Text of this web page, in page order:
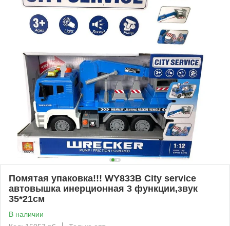
Помятая упаковка!!! WY833B City service
автовышка инерционная 3 функции,звук
35*21см
В наличии